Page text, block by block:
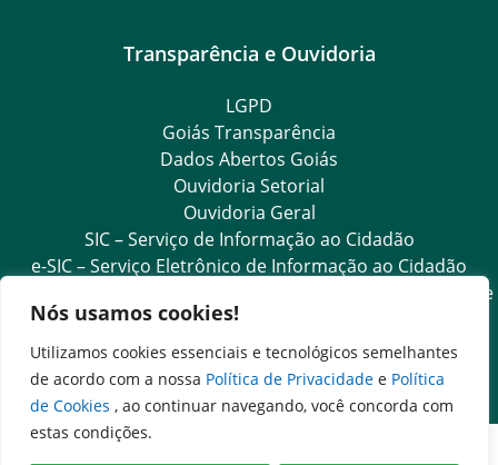
Nós usamos cookies!
Utilizamos cookies essenciais e tecnológicos semelhantes
de acordo com a nossa Política de Privacidade e Política
de Cookies , ao continuar navegando, você concorda com
estas condições.
Transparência e Ouvidoria
LGPD
Goiás Transparência
Dados Abertos Goiás
Ouvidoria Setorial
Ouvidoria Geral
SIC – Serviço de Informação ao Cidadão
e-SIC – Serviço Eletrônico de Informação ao Cidadão
Acesso às Informações das Organizações Sociais de Saúde
e Sociedade Civil
Ouvidoria Setorial (Expresso)
Ouvidoria Setorial (Presencial)